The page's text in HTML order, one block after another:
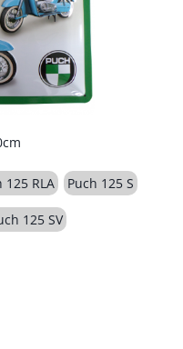
125 RLA Puch 125 S
125 SV